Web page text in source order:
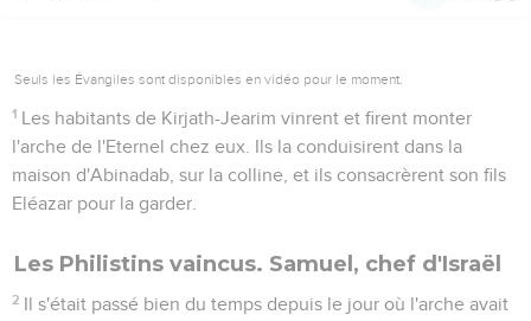
Seuls les Évangiles sont disponibles en vidéo pour le moment.
1 Les habitants de Kirjath-Jearim vinrent et firent monter
l'arche de l'Eternel chez eux. Ils la conduisirent dans la
maison d'Abinadab, sur la colline, et ils consacrèrent son fils
Eléazar pour la garder.
Les Philistins vaincus. Samuel, chef d'Israël
2 Il s'était passé bien du temps depuis le jour où l'arche avait